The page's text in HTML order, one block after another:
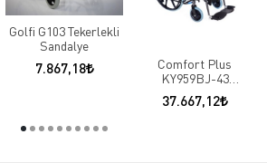
Golfi G103 Tekerlekli
Sandalye
7.867,18
Comfort Plus
KY959BJ-43
Tetraplaji Tekerlekli
Sandalye
37.667,12